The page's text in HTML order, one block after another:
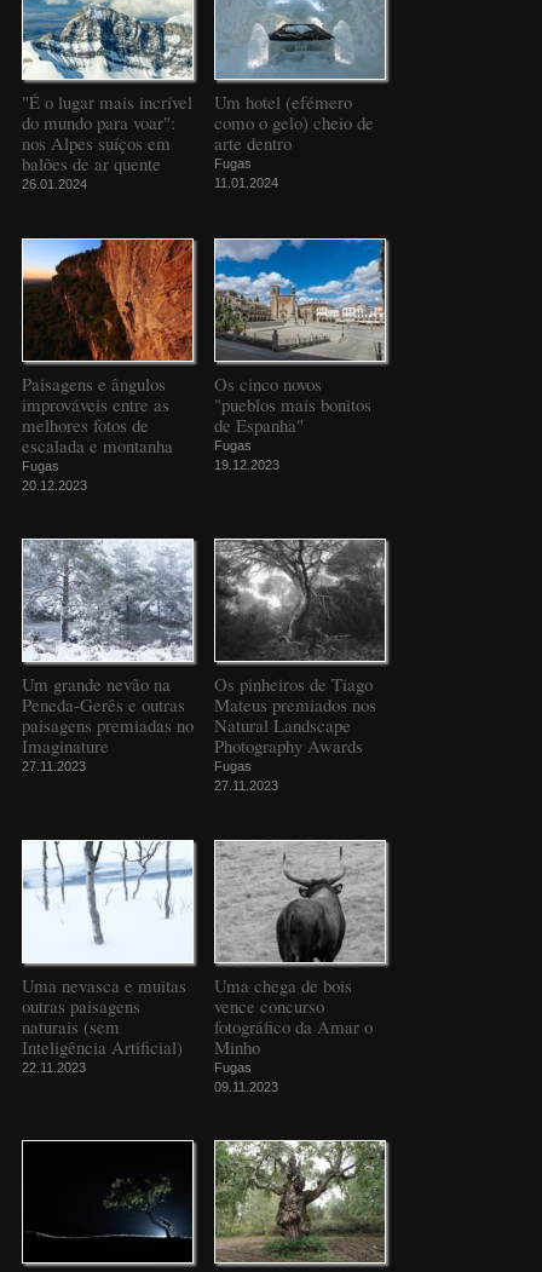
"É o lugar mais incrível
do mundo para voar":
nos Alpes suíços em
balões de ar quente
26.01.2024
Um hotel (efémero
como o gelo) cheio de
arte dentro
Fugas
11.01.2024
Paisagens e ângulos
improváveis entre as
melhores fotos de
escalada e montanha
Fugas
20.12.2023
Os cinco novos
"pueblos mais bonitos
de Espanha"
Fugas
19.12.2023
Um grande nevão na
Peneda-Gerês e outras
paisagens premiadas no
Imaginature
27.11.2023
Os pinheiros de Tiago
Mateus premiados nos
Natural Landscape
Photography Awards
Fugas
27.11.2023
Uma nevasca e muitas
outras paisagens
naturais (sem
Inteligência Artificial)
22.11.2023
Uma chega de bois
vence concurso
fotográfico da Amar o
Minho
Fugas
09.11.2023